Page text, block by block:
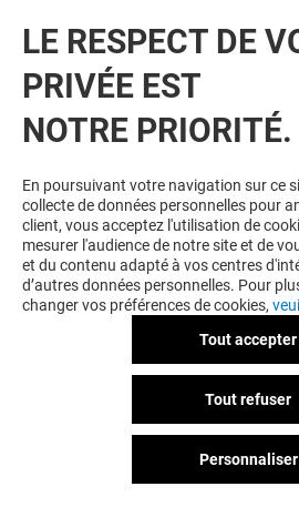
Responsable de Traitement,
pendant laquelle des DCP
Plateforme Selligent. Les DCP
Traitement ne sont en tout
conservées sur le Plateforme
Société Microsoft :
Nom, RCS, capital social,
France, siège social situé au
Roosevelt 92130 Issy les
Services visés par la sous-
: Services en Ligne,
Nature et objet du(des)
les DCP dans le
: Stockage des
LE RESPECT DE
PRIVÉE EST
NOTRE PRIORITÉ.
En poursuivant votre navigation sur ce
collecte de données personnelles pour
client, vous acceptez l'utilisation de
mesurer l'audience de notre site et de
et du contenu adapté à vos centres
d’autres données personnelles. Pour
changer vos préférences de cookies,
Tout accepter
Tout refuser
Personnaliser